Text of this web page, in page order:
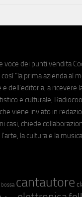
voce dei punti vendita
"la prima azienda al
e dell'editoria, a ricevere
e culturale,
viene inviato in
casi, chiede
la cultura e la
bossa cantautore